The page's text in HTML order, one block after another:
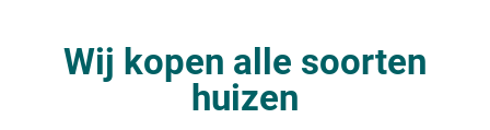
Wij kopen alle soorten
huizen